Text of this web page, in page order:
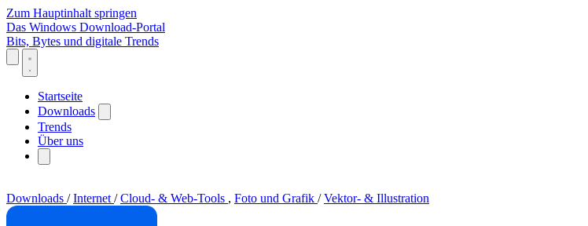
Zum Hauptinhalt springen
Das Windows Download-Portal
Bits, Bytes und digitale Trends
Startseite
Downloads
Trends
Über uns
Downloads / Internet / Cloud- & Web-Tools , Foto und Grafik / Vektor- & Illustration